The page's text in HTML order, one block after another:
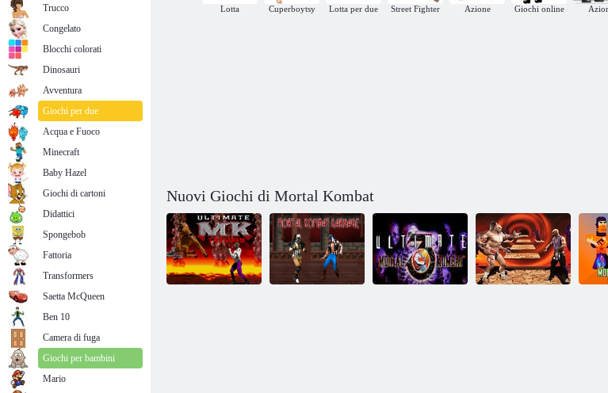
Lotta Cuperboytsy Lotta per due Street Fighter Azione Giochi online
Nuovi Giochi di Mortal Kombat
Trucco
Congelato
Blocchi colorati
Dinosauri
Avventura
Giochi per due
Acqua e Fuoco
Minecraft
Baby Hazel
Giochi di cartoni
Didattici
Spongebob
Fattoria
Transformers
Saetta McQueen
Ben 10
Camera di fuga
Giochi per bambini
Mario